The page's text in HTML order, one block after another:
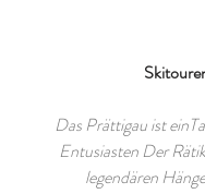
Das Prättigau ist
Entusiasten Der
legendären